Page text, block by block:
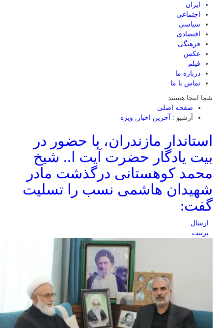
ایران
اجتماعی
سیاسی
اقتصادی
فرهنگی
عکس
فیلم
درباره ما
تماس با ما
شما اینجا هستید :
صفحه اصلی
آرشیو :
آخرین اخبار ویژه
استاندار مازندران، با حضور در
بیت یادگار حضرت آیت ا.. شیخ
محمد کوهستانی درگذشت مادر
شهیدان هاشمی نسب را تسلیت
گفت:
ارسال
پرینت